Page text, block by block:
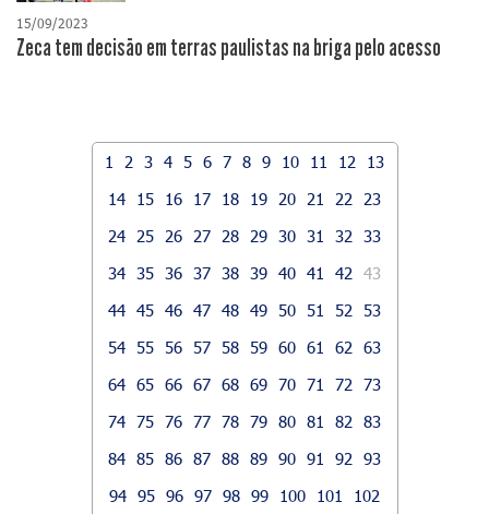
15/09/2023
Zeca tem decisão em terras paulistas na briga pelo acesso
1 2 3 4 5 6 7 8 9 10 11 12
13
14
15 16 17 18 19 20 21 22
23
24
25 26 27 28 29 30 31 32
33
34 35 36 37 38 39 40 41 42
43
44 45 46 47 48 49 50 51 52
53
54 55 56 57 58 59 60 61 62
63
64 65 66 67 68 69 70 71 72
73
74 75 76 77 78 79 80 81 82
83
84 85 86 87 88 89 90 91 92
93
94 95 96 97 98 99 100 101
102